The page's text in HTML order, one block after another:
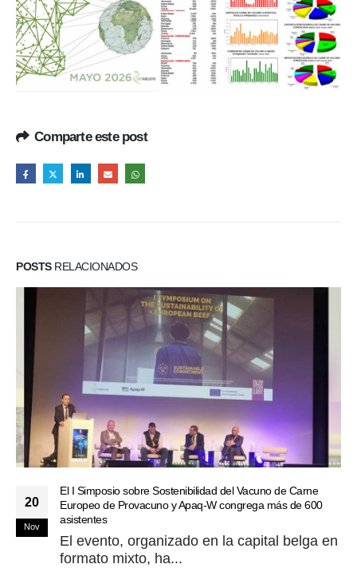
Comparte este post
POSTSRELACIONADOS
20
Nov
El I Simposio sobre Sostenibilidad del Vacuno de Carne
Europeo de Provacuno y Apaq-W congrega más de 600
asistentes
El evento, organizado en la capital belga en
formato mixto, ha...